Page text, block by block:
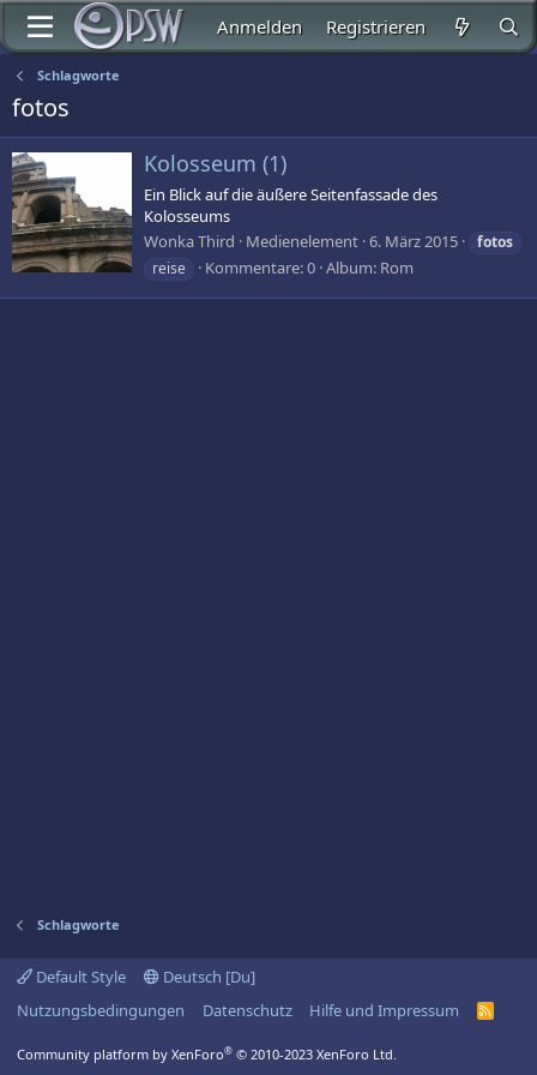
Anmelden Registrieren
Schlagworte
fotos
Kolosseum (1)
Ein Blick auf die äußere Seitenfassade des
Kolosseums
Wonka Third
Medienelement 6. März 2015
fotos
reise
Kommentare: 0 Album: Rom
Schlagworte
Default Style
Deutsch [Du]
Nutzungsbedingungen
Datenschutz Hilfe und Impressum
R
Community platform by XenForo® © 2010-2023 XenForo Ltd.